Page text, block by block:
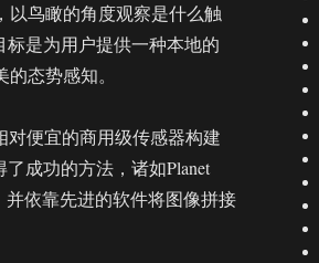
以鸟瞰的角度观察是什么触
是为用户提供一种本地的
态势感知。
便宜的商用级传感器构建
成功的方法，诸如Planet
依靠先进的软件将图像拼接